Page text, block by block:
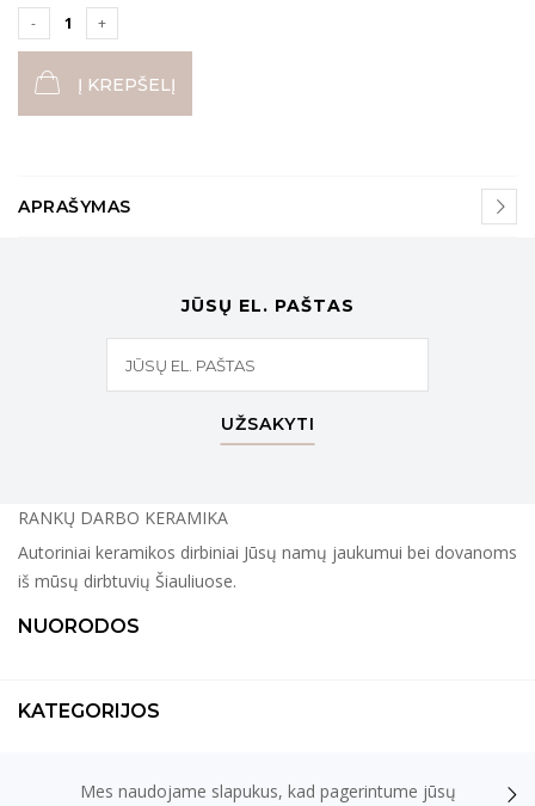
Į KREPŠELĮ
APRAŠYMAS
JŪSŲ EL. PAŠTAS
UŽSAKYTI
RANKŲ DARBO KERAMIKA
Autoriniai keramikos dirbiniai Jūsų namų jaukumui bei dovanoms
iš mūsų dirbtuvių Šiauliuose.
NUORODOS
KATEGORIJOS
KONTAKTAIMes naudojame slapukus, kad pagerintume jūsų